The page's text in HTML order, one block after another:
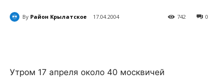
By Район Крылатское 17.04.2004 0
742
Утром 17 апреля около 40 москвичей